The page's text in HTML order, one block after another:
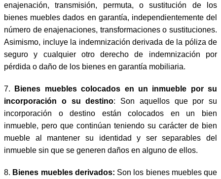
enajenación, transmisión, permuta, o sustitución de los
bienes muebles dados en garantía, independientemente del
número de enajenaciones, transformaciones o sustituciones.
Asimismo, incluye la indemnización derivada de la póliza de
seguro y cualquier otro derecho de indemnización por
pérdida o daño de los bienes en garantía mobiliaria.
7.
Bienes muebles colocados en un inmueble por su
incorporación o su destino: Son aquellos que por su
incorporación o destino están colocados en un bien
inmueble, pero que continúan teniendo su carácter de bien
mueble al mantener su identidad y ser separables del
inmueble sin que se generen daños en alguno de ellos.
8. Bienes muebles derivados: Son los bienes muebles que